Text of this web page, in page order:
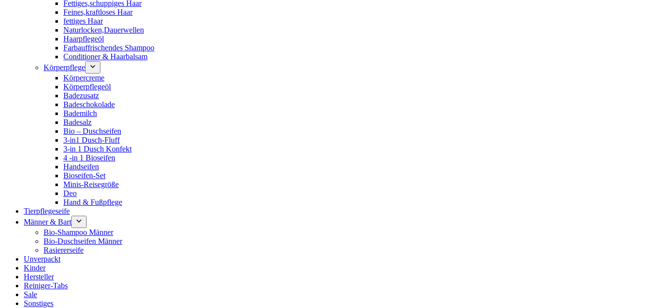
Fettiges,schuppiges Haar
Feines,kraftloses Haar
fettiges Haar
Naturlocken,Dauerwellen
Haarpflegeöl
Farbauffrischendes Shampoo
Conditioner & Haarbalsam
Körperpflege
Körpercreme
Körperpflegeöl
Badezusatz
Badeschokolade
Bademilch
Badesalz
Bio – Duschseifen
3-in1 Dusch-Fluff
3-in 1 Dusch Konfekt
4 -in 1 Bioseifen
Handseifen
Bioseifen-Set
Minis-Reisegröße
Deo
Hand & Fußpflege
Tierpflegeseife
Männer & Bart
Bio-Shampoo Männer
Bio-Duschseifen Männer
Rasiererseife
Unverpackt
Kinder
Hersteller
Reiniger-Tabs
Sale
Sonstiges